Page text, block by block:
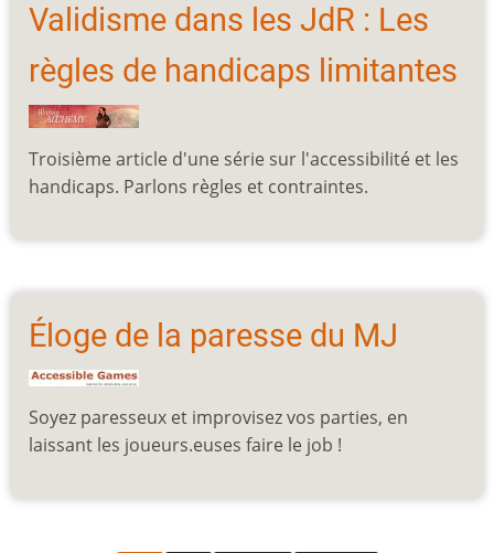
Validisme dans les JdR : Les
règles de handicaps limitantes
Troisième article d'une série sur l'accessibilité et les
handicaps. Parlons règles et contraintes.
Éloge de la paresse du MJ
Soyez paresseux et improvisez vos parties, en
laissant les joueurs.euses faire le job !